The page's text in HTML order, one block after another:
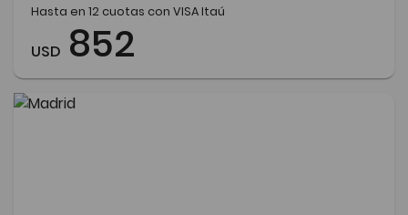
Hasta en 12 cuotas con VISA Itaú
USD 852